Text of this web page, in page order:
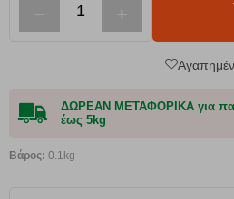
− +
ΔΩΡΕΑΝ ΜΕΤΑΦΟΡΙΚΑ για
έως 5kg
Βάρος: 0.1kg